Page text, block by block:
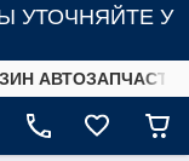
УТОЧНЯЙТЕ У